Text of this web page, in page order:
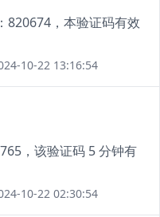
820674，本验证码有效
10-22 13:16:54
，该验证码 5 分钟有
10-22 02:30:54